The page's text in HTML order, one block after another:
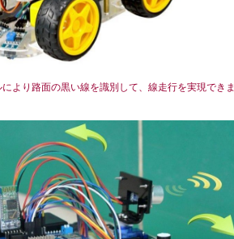
より路面の黒い線を識別して、線走行を実現できま